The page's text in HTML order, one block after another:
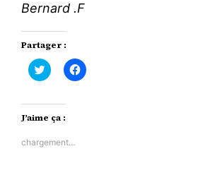
Bernard .F
Partager :
Cliquez
pour
Twitter(ouvre
dans
une
fenêtre)
Cliquez
pour
J’aime ça :
chargement…